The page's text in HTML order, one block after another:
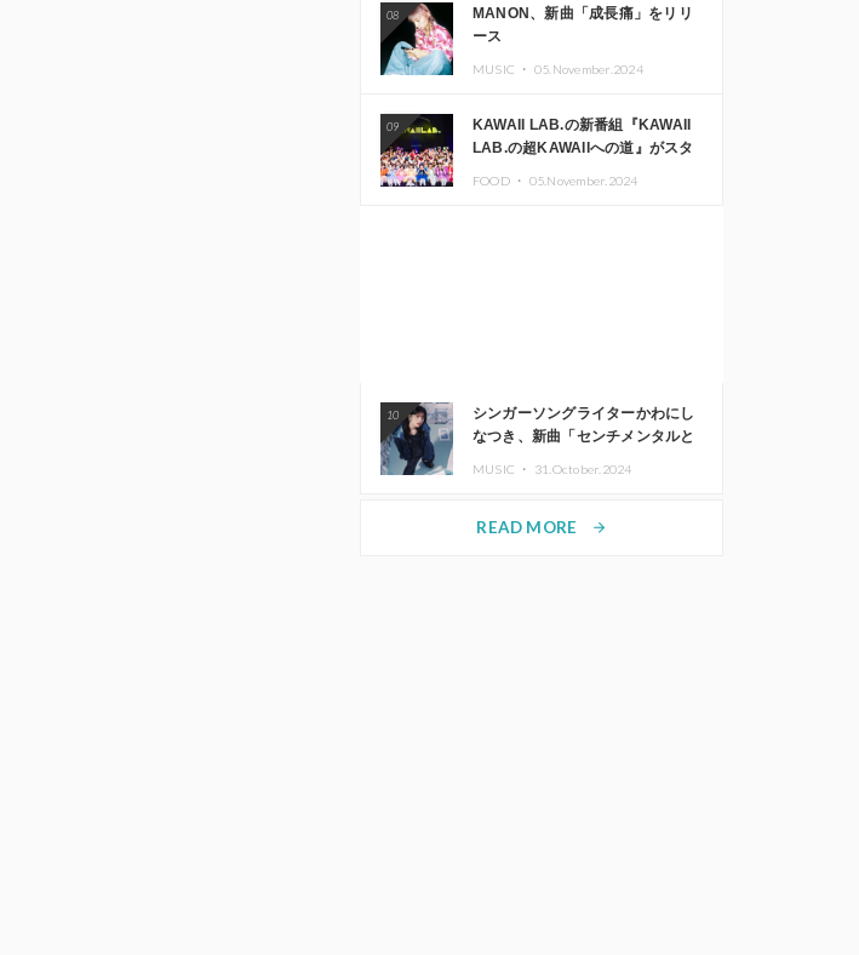
08
MANON、新曲「成長痛」をリリ
ース
MUSIC ・ 05.November.2024
09
KAWAII LAB.の新番組『KAWAII
LAB.の超KAWAIIへの道』がスタ
FOOD ・ 05.November.2024
10
シンガーソングライターかわにし
なつき、新曲「センチメンタルと
MUSIC ・ 31.October.2024
READ MORE arrow_forward